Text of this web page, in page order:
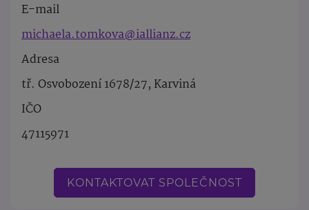
E-mail
michaela.tomkova@iallianz.cz
Adresa
tř. Osvobození 1678/27, Karviná
IČO
47115971
KONTAKTOVAT SPOLEČNOST